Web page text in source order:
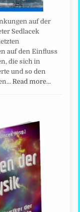
auf der
Sedlacek
auf den Einfluss
die sich in
und so den
Read more…